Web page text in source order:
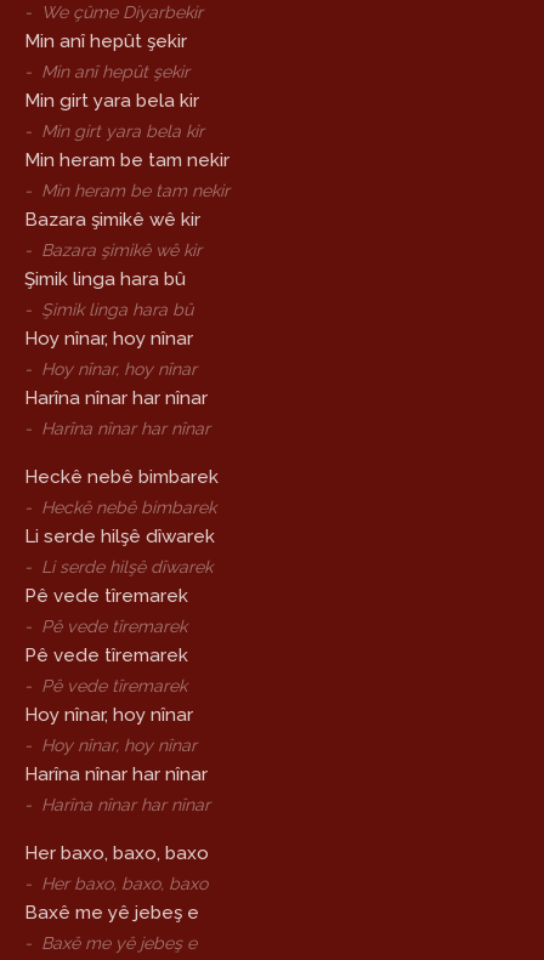
- We çûme Diyarbekir
Min anî hepût şekir
- Min anî hepût şekir
Min girt yara bela kir
- Min girt yara bela kir
Min heram be tam nekir
- Min heram be tam nekir
Bazara şimikê wê kir
- Bazara şimikê wê kir
Şimik linga hara bû
- Şimik linga hara bû
Hoy nînar, hoy nînar
- Hoy nînar, hoy nînar
Harîna nînar har nînar
- Harîna nînar har nînar
Heckê nebê bimbarek
- Heckê nebê bimbarek
Li serde hilşê dîwarek
- Li serde hilşê dîwarek
Pê vede tîremarek
- Pê vede tîremarek
Pê vede tîremarek
- Pê vede tîremarek
Hoy nînar, hoy nînar
- Hoy nînar, hoy nînar
Harîna nînar har nînar
- Harîna nînar har nînar
Her baxo, baxo, baxo
- Her baxo, baxo, baxo
Baxê me yê jebeş e
- Baxê me yê jebeş e